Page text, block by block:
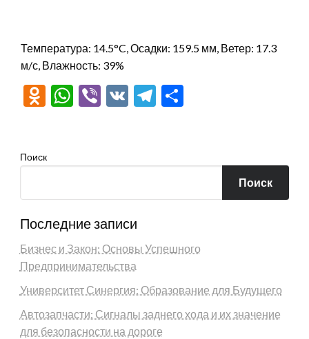
Температура: 14.5°C, Осадки: 159.5 мм, Ветер: 17.3
м/с, Влажность: 39%
Odnoklassniki
WhatsApp
Viber
VK Telegram
Поиск
Поиск
Последние записи
Бизнес и Закон: Основы Успешного
Предпринимательства
Университет Синергия: Образование для Будущего
Автозапчасти: Сигналы заднего хода и их значение
для безопасности на дороге